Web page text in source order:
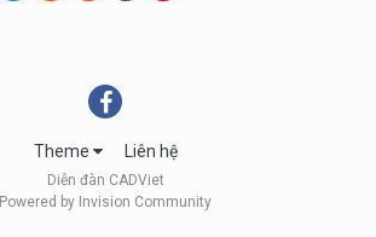
Theme Liên hệ
Diễn đàn CADViet
Powered by Invision Community